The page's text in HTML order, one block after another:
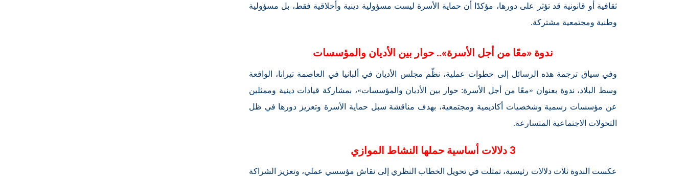
ثقافية أو قانونية قد تؤثر على دورها، مؤكدًا أن حماية الأسرة ليست مسؤولية دينية وأخلاقية فقط، بل مسؤولية
وطنية ومجتمعية مشتركة.
ندوة «معًا من أجل الأسرة».. حوار بين الأديان والمؤسسات
وفي سياق ترجمة هذه الرسائل إلى خطوات عملية، نظّم مجلس الأديان في ألبانيا في العاصمة تيرانا، الواقعة
وسط البلاد، ندوة بعنوان «معًا من أجل الأسرة: حوار بين الأديان والمؤسسات»، بمشاركة قيادات دينية وممثلين
عن مؤسسات رسمية وشخصيات أكاديمية ومجتمعية، بهدف مناقشة سبل حماية الأسرة وتعزيز دورها في ظل
التحولات الاجتماعية المتسارعة.
3 دلالات أساسية حملها النشاط الموازي
عكست الندوة ثلاث دلالات رئيسية، تمثلت في تحويل الخطاب النظري إلى نقاش مؤسسي عملي، وتعزيز الشراكة